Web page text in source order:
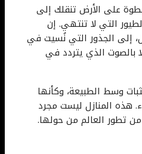
على الأرض تنقلك إلى
التي لا تنتهي. إن
إلى الجذور التي نُسيت في
بالصوت الذي يتردد في
وسط الطبيعة، وكأنها
هذه المنازل ليست مجرد
تطور العالم من حولها.